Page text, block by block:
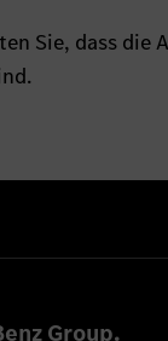
Sie, dass die
Group.